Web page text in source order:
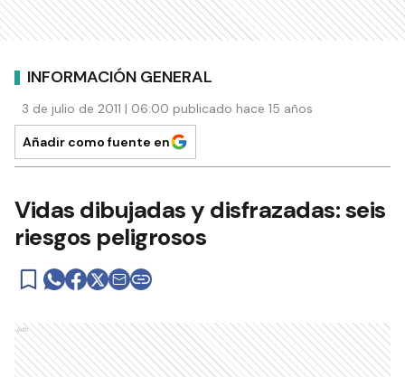
INFORMACIÓN GENERAL
3 de julio de 2011 | 06:00 publicado hace 15 años
Añadir como fuente en
Vidas dibujadas y disfrazadas: seis
riesgos peligrosos
Ads